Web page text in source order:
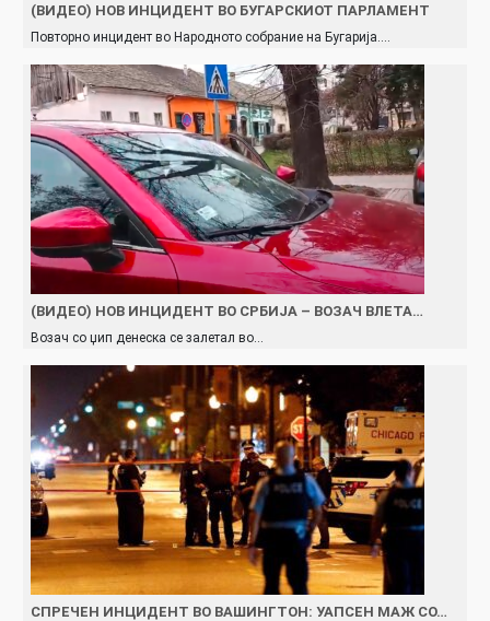
(ВИДЕО) НОВ ИНЦИДЕНТ ВО БУГАРСКИОТ ПАРЛАМЕНТ
Повторно инцидент во Народното собрание на Бугарија.…
(ВИДЕО) НОВ ИНЦИДЕНТ ВО СРБИЈА – ВОЗАЧ ВЛЕТА…
Возач со џип денеска се залетал во…
СПРЕЧЕН ИНЦИДЕНТ ВО ВАШИНГТОН: УАПСЕН МАЖ СО…